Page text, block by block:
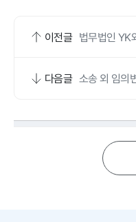
이전글 법무법인 YK
다음글 소송 외 임의